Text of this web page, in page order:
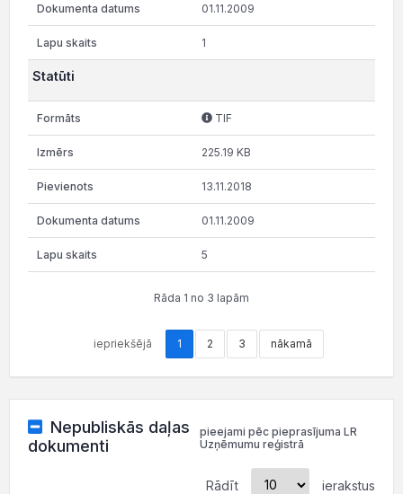
01.11.2009
1
Statūti
TIF
225.19 KB
13.11.2018
01.11.2009
5
Rāda 1 no 3 lapām
iepriekšējā 1 2 3 nākamā
Nepubliskās daļas
dokumenti
pieejami pēc pieprasījuma LR
Uzņēmumu reģistrā
Rādīt ierakstus